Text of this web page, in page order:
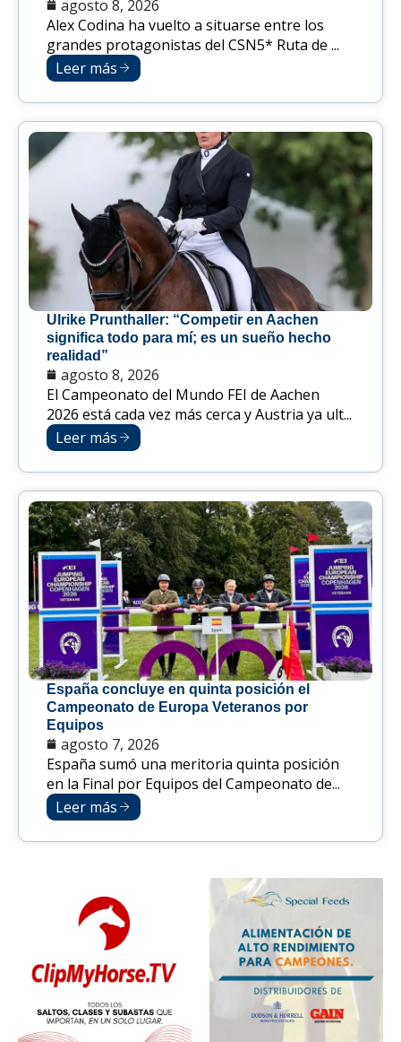
agosto 8, 2026
Alex Codina ha vuelto a situarse entre los
grandes protagonistas del CSN5* Ruta de ...
Leer más
Ulrike Prunthaller: “Competir en Aachen
significa todo para mí; es un sueño hecho
realidad”
agosto 8, 2026
El Campeonato del Mundo FEI de Aachen
2026 está cada vez más cerca y Austria ya ult...
Leer más
España concluye en quinta posición el
Campeonato de Europa Veteranos por
Equipos
agosto 7, 2026
España sumó una meritoria quinta posición
en la Final por Equipos del Campeonato de...
Leer más